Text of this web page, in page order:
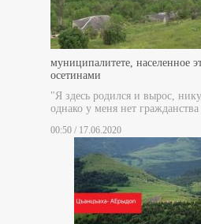
муниципалитете, населенное
осетинами
"Я здесь родился и вырос,
однако у меня нет
00:50 / 17.06.2020